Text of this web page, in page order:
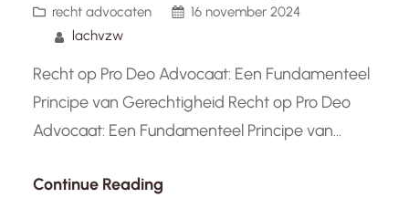
recht advocaten
16 november 2024
lachvzw
Recht op Pro Deo Advocaat: Een Fundamenteel
Principe van Gerechtigheid Recht op Pro Deo
Advocaat: Een Fundamenteel Principe van
bijstand is een essentieel recht dat de basis
Continue Reading